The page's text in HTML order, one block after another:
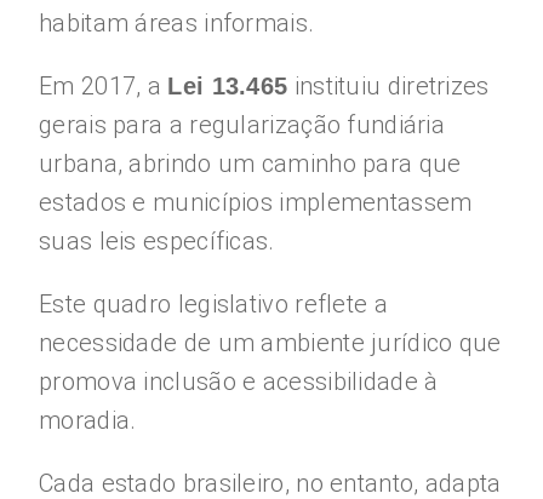
habitam áreas informais.
Em 2017, a Lei 13.465 instituiu diretrizes
gerais para a regularização fundiária
urbana, abrindo um caminho para que
estados e municípios implementassem
suas leis específicas.
Este quadro legislativo reflete a
necessidade de um ambiente jurídico que
promova inclusão e acessibilidade à
moradia.
Cada estado brasileiro, no entanto, adapta